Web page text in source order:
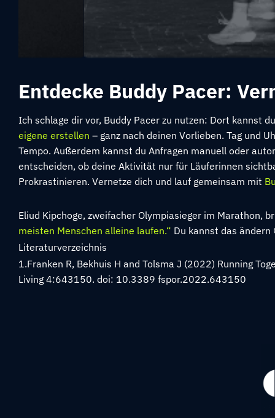
Entdecke Buddy Pacer:
Ich schlage dir vor, Buddy Pacer zu nutzen: Dort kannst
eigene erstellen – ganz nach deinen Vorlieben. Tag und
Tempo. Außerdem kannst du Anfragen manuell oder
entscheiden, ob deine Aktivität nur für Läuferinnen
Prokrastinieren. Vernetze dich und lauf gemeinsam mit
Eliud Kipchoge, zweifacher Olympiasieger im Marathon,
meisten Menschen alleine laufen.“ Du kannst das ändern
Literaturverzeichnis
1.Franken R, Bekhuis H and Tolsma J (2022) Running
Living 4:643150. doi: 10.3389 fspor.2022.643150